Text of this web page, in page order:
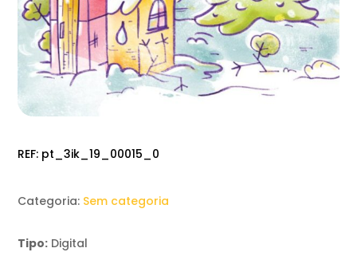
REF: pt_3ik_19_00015_0
Categoria: Sem categoria
Tipo: Digital